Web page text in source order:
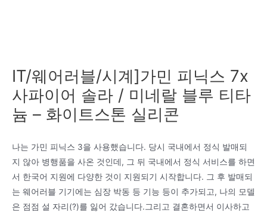
IT/웨어러블/시계]가민 피닉스 7x
사파이어 솔라 / 미네랄 블루 티타
늄 – 화이트스톤 실리콘
나는 가민 피닉스 3을 사용했습니다. 당시 국내에서 정식 발매되
지 않아 병행품을 사온 것인데, 그 뒤 국내에서 정식 서비스를 하면
서 한국어 지원에 다양한 것이 지원되기 시작합니다. 그 후 발매되
는 웨어러블 기기에는 심장 박동 등 기능 등이 추가되고, 나의 모델
은 점점 설 자리(?)를 잃어 갔습니다.그리고 결혼하면서 이사하고